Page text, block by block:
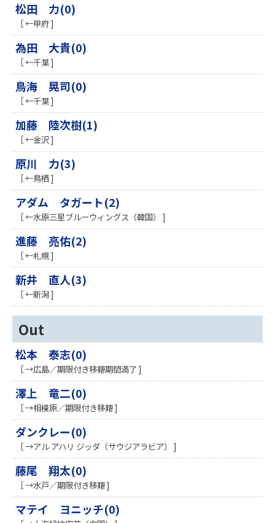
松田 力(0)
［ ←甲府 ]
為田 大貴(0)
［ ←千葉 ]
鳥海 晃司(0)
［ ←千葉 ]
加藤 陸次樹(1)
［ ←金沢 ]
原川 力(3)
［ ←鳥栖 ]
アダム タガート(2)
［ ←水原三星ブルーウィングス（韓国） ]
進藤 亮佑(2)
［ ←札幌 ]
新井 直人(3)
［ ←新潟 ]
Out
松本 泰志(0)
［ →広島／期限付き移籍期間満了 ]
澤上 竜二(0)
［ →相模原／期限付き移籍 ]
ダンクレー(0)
［ →アル アハリ ジッダ（サウジアラビア） ]
藤尾 翔太(0)
［ →水戸／期限付き移籍 ]
マテイ ヨニッチ(0)